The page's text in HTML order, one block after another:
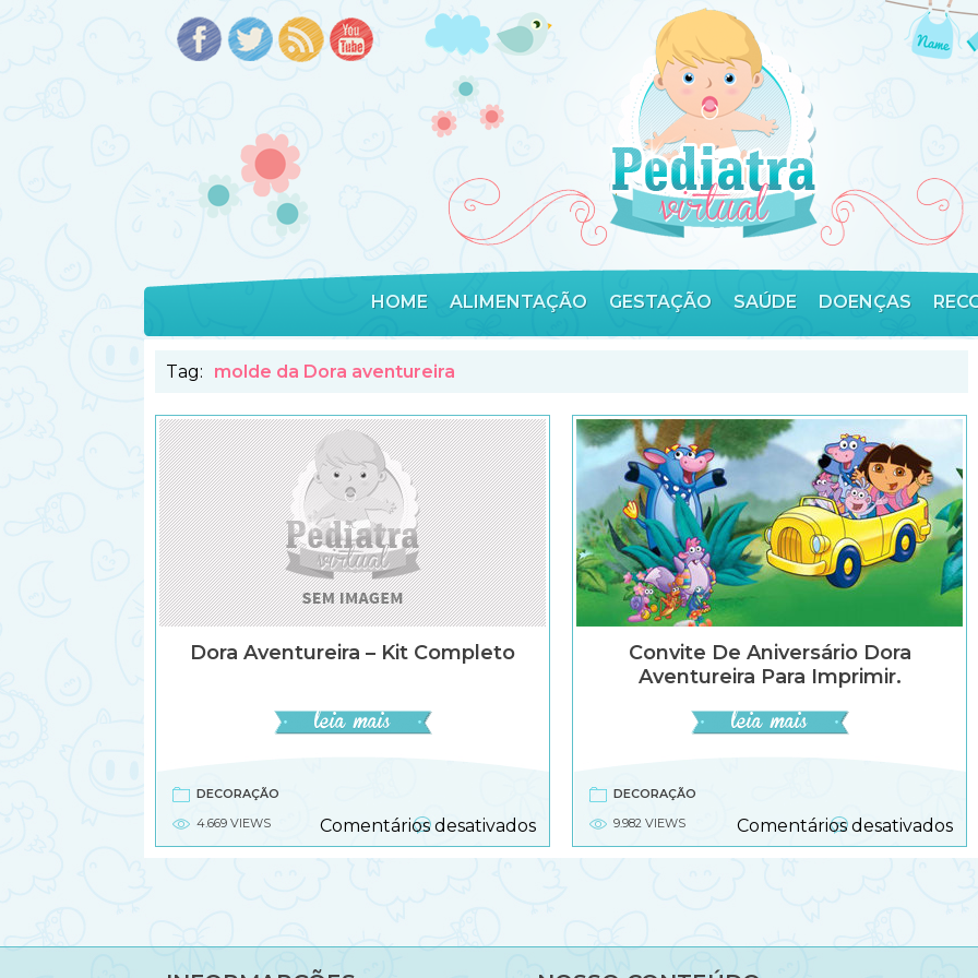
HOME ALIMENTAÇÃO GESTAÇÃO SAÚDE DOENÇAS
Tag: molde da Dora aventureira
Dora Aventureira – Kit Completo
DECORAÇÃO
4.669 VIEWS
Comentários desativadosem
Dora
Convite De Aniversário Dora
Aventureira Para Imprimir.
DECORAÇÃO
9.982 VIEWS
Comentários desativadosem